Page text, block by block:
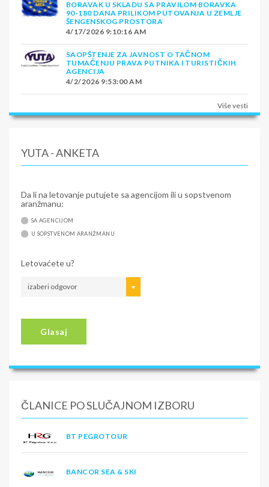
BORAVAK U SKLADU SA PRAVILOM BORAVKA
90-180 DANA PRILIKOM PUTOVANJA U ZEMLJE
ŠENGENSKOG PROSTORA
4/17/2026 9:10:16 AM
SAOPŠTENJE ZA JAVNOST O TAČNOM
TUMAČENJU PRAVA PUTNIKA I TURISTIČKIH
AGENCIJA
4/2/2026 9:53:00 AM
Više vesti
YUTA - ANKETA
Da li na letovanje putujete sa agencijom ili u sopstvenom
aranžmanu:
SA AGENCIJOM
U SOPSTVENOM ARANŽMANU
Letovaćete u?
izaberi odgovor
Glasaj
ČLANICE PO SLUČAJNOM IZBORU
BT PEGROTOUR
BANCOR SEA & SKI